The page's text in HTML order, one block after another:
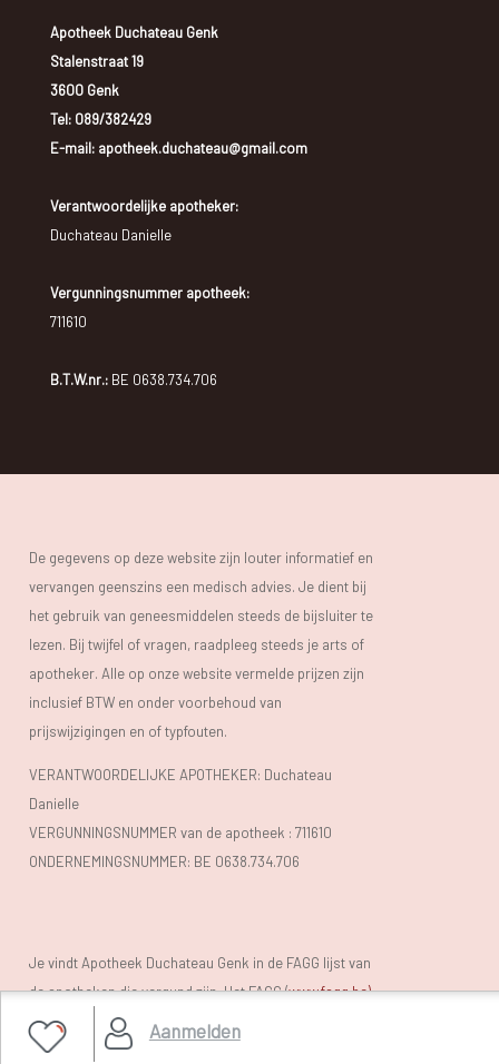
Aanmelden
Apotheek Duchateau Genk
Stalenstraat 19
3600 Genk
Tel: 089/382429
E-mail: apotheek.duchateau@gmail.com
Verantwoordelijke apotheker:
Duchateau Danielle
Vergunningsnummer apotheek:
711610
B.T.W.nr.:BE 0638.734.706
De gegevens op deze website zijn louter informatief en
vervangen geenszins een medisch advies. Je dient bij
het gebruik van geneesmiddelen steeds de bijsluiter te
lezen. Bij twijfel of vragen, raadpleeg steeds je arts of
apotheker. Alle op onze website vermelde prijzen zijn
inclusief BTW en onder voorbehoud van
prijswijzigingen en of typfouten.
VERANTWOORDELIJKE APOTHEKER: Duchateau
Danielle
VERGUNNINGSNUMMER van de apotheek : 711610
ONDERNEMINGSNUMMER: BE 0638.734.706
Je vindt Apotheek Duchateau Genk in de FAGG lijst van
de apotheken die vergund zijn. Het FAGG (www.fagg.be)
controleert de wettelikheid van de Belgische (online)
apotheken.